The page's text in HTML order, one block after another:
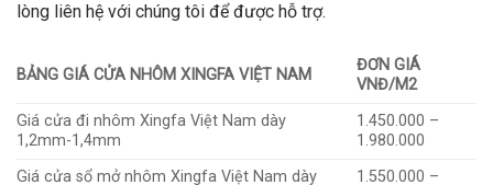
lòng liên hệ với chúng tôi để được hỗ trợ.
BẢNG GIÁ CỬA NHÔM XINGFA VIỆT NAM
ĐƠN GIÁ
VNĐ/M2
Giá cửa đi nhôm Xingfa Việt Nam dày
1,2mm-1,4mm
1.450.000 –
1.980.000
Giá cửa sổ mở nhôm Xingfa Việt Nam dày
1.550.000 –